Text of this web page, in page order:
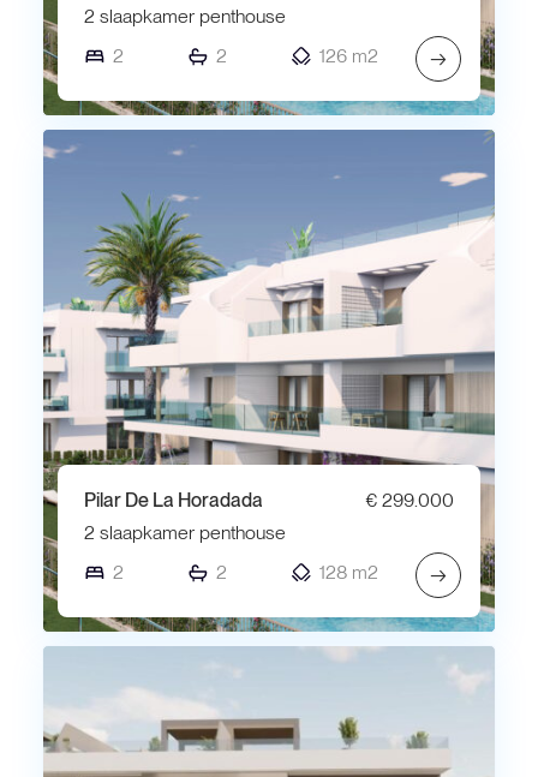
2 slaapkamer penthouse
2
2 126 m2 →
Pilar De La Horadada
€ 299.000
2 slaapkamer penthouse
2
2 128 m2 →